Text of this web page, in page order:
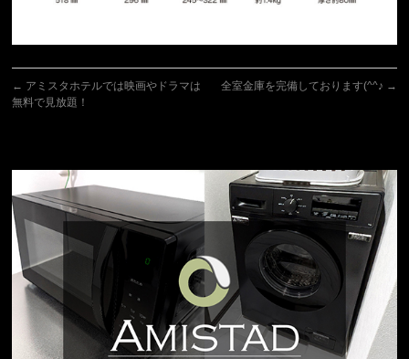
← アミスタホテルでは映画やドラマは
無料で見放題！
全室金庫を完備しております(^^♪ →